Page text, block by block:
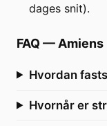
dages snit).
FAQ — Amiens
Hvordan
Hvornår er